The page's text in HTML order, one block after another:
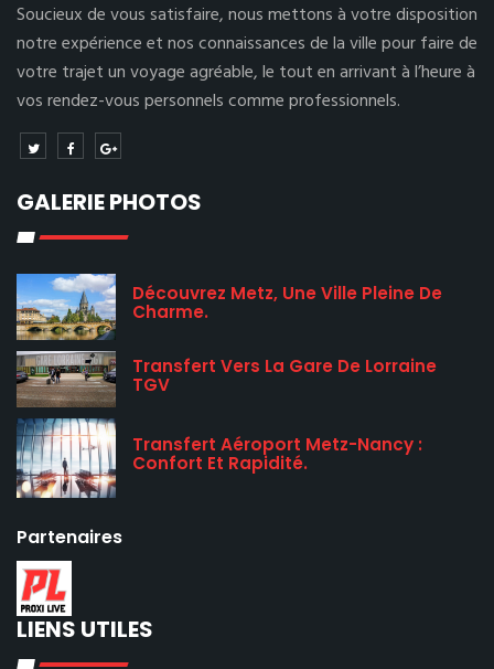
Soucieux de vous satisfaire, nous mettons à votre disposition
notre expérience et nos connaissances de la ville pour faire de
votre trajet un voyage agréable, le tout en arrivant à l’heure à
vos rendez-vous personnels comme professionnels.
GALERIE PHOTOS
Découvrez Metz, Une Ville Pleine De
Charme.
Transfert Vers La Gare De Lorraine
TGV
Transfert Aéroport Metz-Nancy :
Confort Et Rapidité.
Partenaires
LIENS UTILES